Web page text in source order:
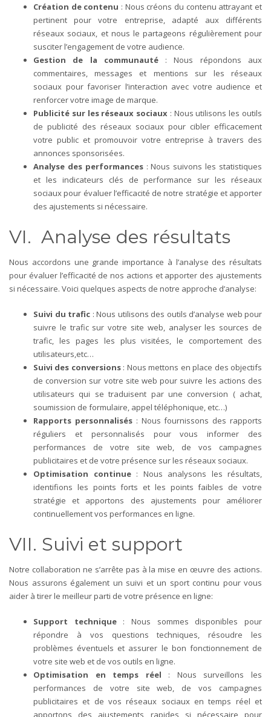
Création de contenu : Nous créons du contenu attrayant et
pertinent pour votre entreprise, adapté aux différents
réseaux sociaux, et nous le partageons régulièrement pour
susciter l’engagement de votre audience.
Gestion de la communauté : Nous répondons aux
commentaires, messages et mentions sur les réseaux
sociaux pour favoriser l’interaction avec votre audience et
renforcer votre image de marque.
Publicité sur les réseaux sociaux : Nous utilisons les outils
de publicité des réseaux sociaux pour cibler efficacement
votre public et promouvoir votre entreprise à travers des
annonces sponsorisées.
Analyse des performances : Nous suivons les statistiques
et les indicateurs clés de performance sur les réseaux
sociaux pour évaluer l’efficacité de notre stratégie et apporter
des ajustements si nécessaire.
VI. Analyse des résultats
Nous accordons une grande importance à l’analyse des résultats
pour évaluer l’efficacité de nos actions et apporter des ajustements
si nécessaire. Voici quelques aspects de notre approche d’analyse:
Suivi du trafic : Nous utilisons des outils d’analyse web pour
suivre le trafic sur votre site web, analyser les sources de
trafic, les pages les plus visitées, le comportement des
utilisateurs,etc…
Suivi des conversions : Nous mettons en place des objectifs
de conversion sur votre site web pour suivre les actions des
utilisateurs qui se traduisent par une conversion ( achat,
soumission de formulaire, appel téléphonique, etc…)
Rapports personnalisés : Nous fournissons des rapports
réguliers et personnalisés pour vous informer des
performances de votre site web, de vos campagnes
publicitaires et de votre présence sur les réseaux sociaux.
Optimisation continue : Nous analysons les résultats,
identifions les points forts et les points faibles de votre
stratégie et apportons des ajustements pour améliorer
continuellement vos performances en ligne.
VII. Suivi et support
Notre collaboration ne s’arrête pas à la mise en œuvre des actions.
Nous assurons également un suivi et un sport continu pour vous
aider à tirer le meilleur parti de votre présence en ligne:
Support technique : Nous sommes disponibles pour
répondre à vos questions techniques, résoudre les
problèmes éventuels et assurer le bon fonctionnement de
votre site web et de vos outils en ligne.
Optimisation en temps réel : Nous surveillons les
performances de votre site web, de vos campagnes
publicitaires et de vos réseaux sociaux en temps réel et
apportons des ajustements rapides si nécessaire pour